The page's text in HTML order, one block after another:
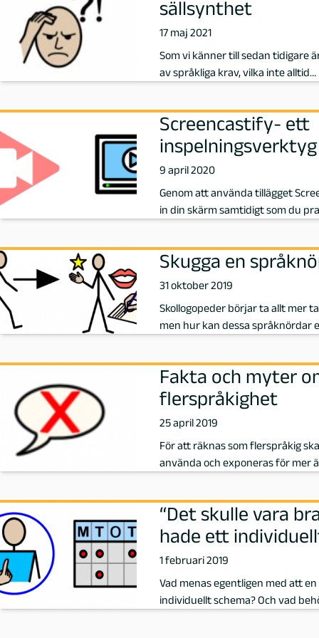
b
r
,
F
ö
r
t
t
a
r
e
sällsynthet
17 maj 2021
Som vi känner till sedan tidigare
av språkliga krav, vilka inte alltid…
Screencastify- ett
inspelningsverktyg
9 april 2020
Genom att använda tillägget
in din skärm samtidigt som du
Skugga en
31 oktober 2019
Skollogopeder börjar ta allt mer
men hur kan dessa språknördar
Fakta och myter
flerspråkighet
25 april 2019
För att räknas som flerspråkig
använda och exponeras för mer
“Det skulle vara
hade ett
1 februari 2019
Vad menas egentligen med att
individuellt schema? Och vad